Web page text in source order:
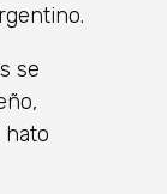
se
hato